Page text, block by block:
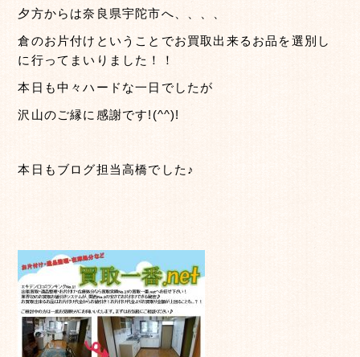
夕方からは奈良県宇陀市へ、、、、
倉のお片付けということでお買取出来るお品を選別し
に行ってまいりました！！
本日も中々ハードな一日でしたが
沢山のご縁に感謝です!(^^)!
本日もブログ担当高橋でした♪